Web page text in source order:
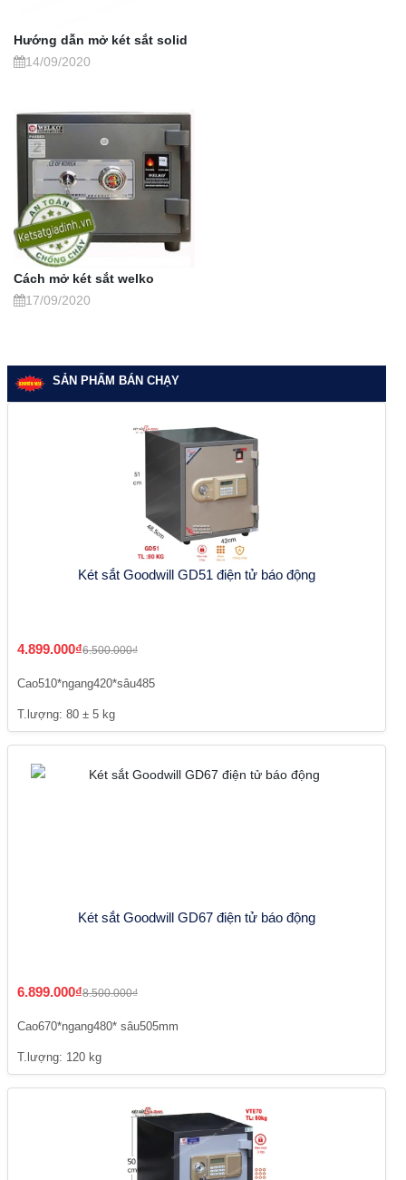
Hướng dẫn mở két sắt solid
14/09/2020
Cách mở két sắt welko
17/09/2020
SẢN PHẨM BÁN CHẠY
Két sắt Goodwill GD51 điện tử báo động
4.899.000₫6.500.000₫
Cao510*ngang420*sâu485
T.lượng: 80 ± 5 kg
Két sắt Goodwill GD67 điện tử báo động
6.899.000₫8.500.000₫
Cao670*ngang480* sâu505mm
T.lượng: 120 kg